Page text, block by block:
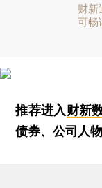
财新
可畅
推荐进入财新
债券、公司人